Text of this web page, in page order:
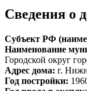
Сведения о
Субъект РФ
Наименование
Городской округ
Адрес дома: г.
Год постройки: